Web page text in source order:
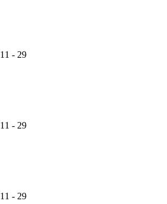
11 - 29
11 - 29
11 - 29